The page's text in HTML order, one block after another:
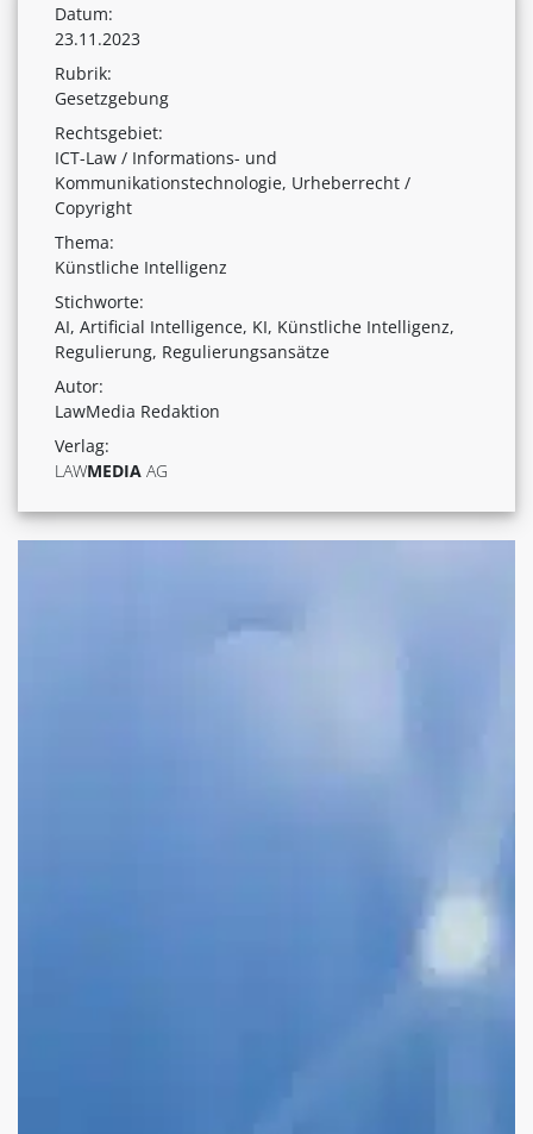
Datum:
23.11.2023
Rubrik:
Gesetzgebung
Rechtsgebiet:
ICT-Law / Informations- und
Kommunikationstechnologie, Urheberrecht /
Copyright
Thema:
Künstliche Intelligenz
Stichworte:
AI, Artificial Intelligence, KI, Künstliche Intelligenz,
Regulierung, Regulierungsansätze
Autor:
LawMedia Redaktion
Verlag:
LAWMEDIA AG